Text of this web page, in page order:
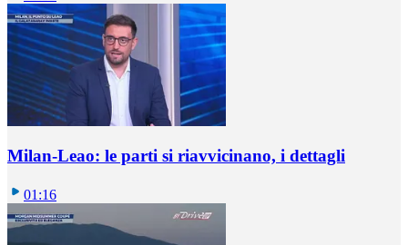
Milan-Leao: le parti si riavvicinano, i dettagli
01:16